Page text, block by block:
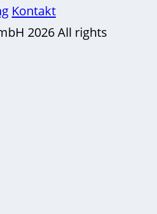
Kontakt
2026 All rights